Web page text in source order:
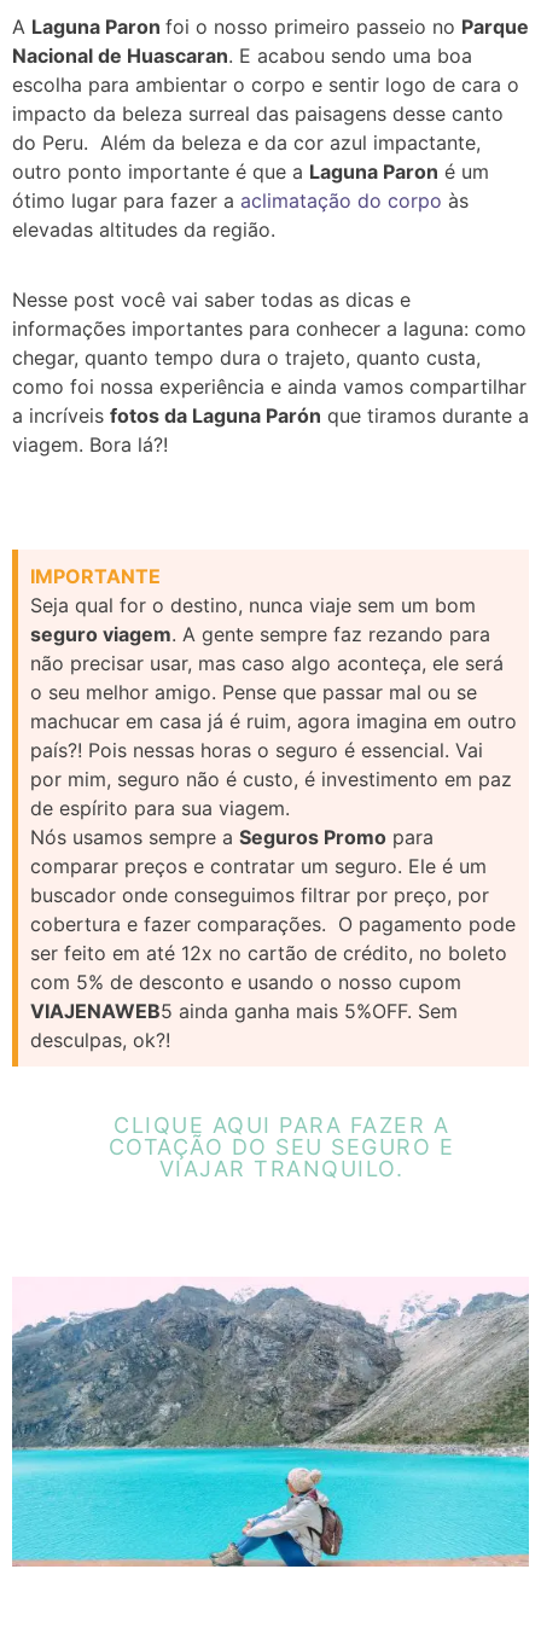
A Laguna Paron foi o nosso primeiro passeio no Parque
Nacional de Huascaran. E acabou sendo uma boa
escolha para ambientar o corpo e sentir logo de cara o
impacto da beleza surreal das paisagens desse canto
do Peru. Além da beleza e da cor azul impactante,
outro ponto importante é que a Laguna Paron é um
ótimo lugar para fazer a aclimatação do corpo às
elevadas altitudes da região.
Nesse post você vai saber todas as dicas e
informações importantes para conhecer a laguna: como
chegar, quanto tempo dura o trajeto, quanto custa,
como foi nossa experiência e ainda vamos compartilhar
a incríveis fotos da Laguna Parón que tiramos durante a
viagem. Bora lá?!
IMPORTANTE
Seja qual for o destino, nunca viaje sem um bom
seguro viagem. A gente sempre faz rezando para
não precisar usar, mas caso algo aconteça, ele será
o seu melhor amigo. Pense que passar mal ou se
machucar em casa já é ruim, agora imagina em outro
país?! Pois nessas horas o seguro é essencial. Vai
por mim, seguro não é custo, é investimento em paz
de espírito para sua viagem.
Nós usamos sempre a Seguros Promo para
comparar preços e contratar um seguro. Ele é um
buscador onde conseguimos filtrar por preço, por
cobertura e fazer comparações. O pagamento pode
ser feito em até 12x no cartão de crédito, no boleto
com 5% de desconto e usando o nosso cupom
VIAJENAWEB5 ainda ganha mais 5%OFF. Sem
desculpas, ok?!
CLIQUE AQUI PARA FAZER A
COTAÇÃO DO SEU SEGURO E
VIAJAR TRANQUILO.